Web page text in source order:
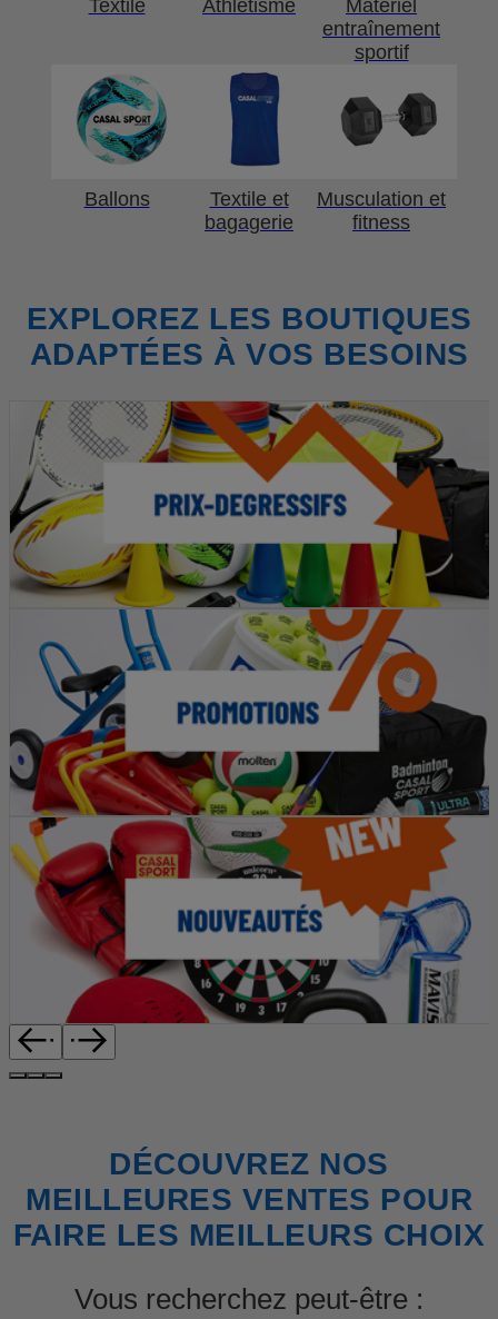
Textile Athlétisme
Matériel
entraînement
sportif
Ballons
Textile et
bagagerie
Musculation et
fitness
EXPLOREZ LES BOUTIQUES
ADAPTÉES À VOS BESOINS
DÉCOUVREZ NOS
MEILLEURES VENTES POUR
FAIRE LES MEILLEURS CHOIX
Vous recherchez peut-être :